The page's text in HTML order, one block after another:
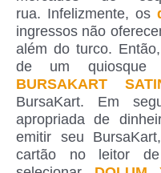
rua. Infelizmente, os
ingressos não
além do turco.
de um quiosque
BURSAKART
BursaKart. Em
apropriada de
emitir seu
cartão no leitor